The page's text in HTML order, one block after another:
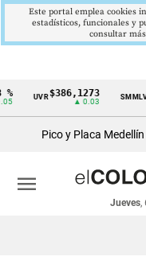
Cintillo
económicos
Colombia
UVR$386,1273
▲ 0.03
SMMLV
Pico y Placa Medellín
Jueves,
menu
Este portal emplea cookies
estadísticos, funcionales y
consultar